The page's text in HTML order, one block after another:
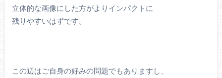
立体的な画像にした方がよりインパクトに
残りやすいはずです。
この辺はご自身の好みの問題でもありますし、